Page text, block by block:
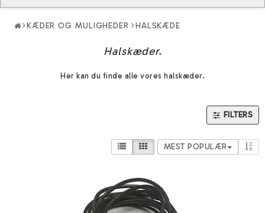
KÆDER OG MULIGHEDER HALSKÆDE
Halskæder.
Her kan du finde alle vores halskæder.
FILTERS
MEST POPULÆR